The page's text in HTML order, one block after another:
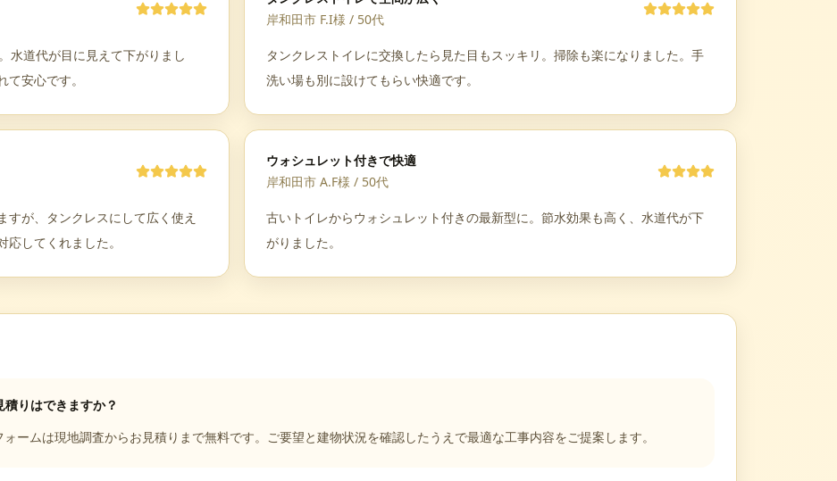
水道代が目に見えて下がりまし
安心です。
岸和田市 F.I様 / 50代
タンクレストイレに交換したら見た目もスッキリ。掃除も楽になりました。手
洗い場も別に設けてもらい快適です。
すが、タンクレスにして広く使え
してくれました。
ウォシュレット付きで快適
岸和田市 A.F様 / 50代
古いトイレからウォシュレット付きの最新型に。節水効果も高く、水道代が下
がりました。
りはできますか？
ームは現地調査からお見積りまで無料です。ご要望と建物状況を確認したうえで最適な工事内容をご提案します。